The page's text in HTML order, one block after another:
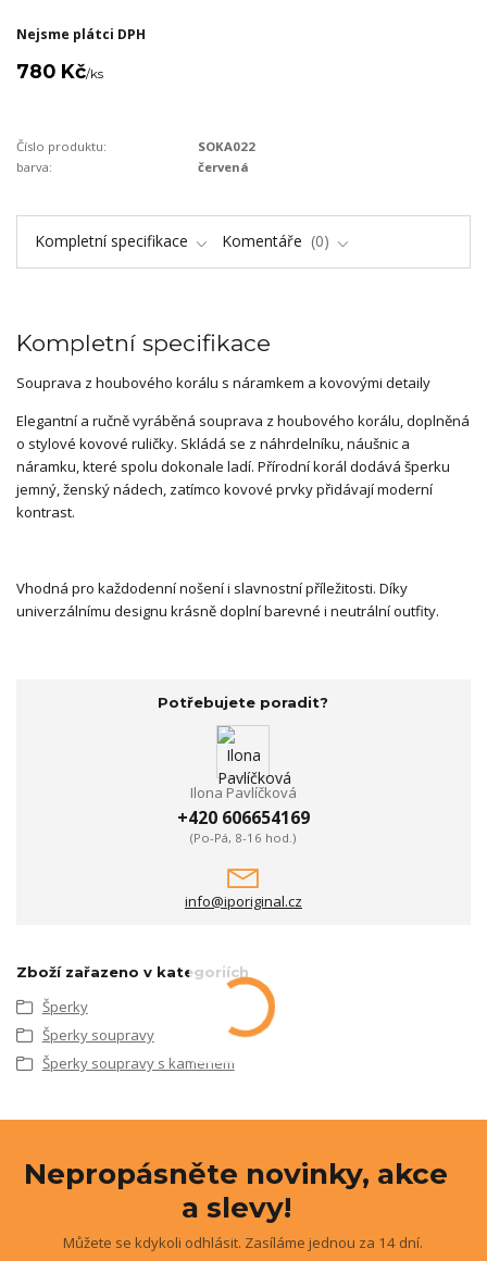
Nejsme plátci DPH
780 Kč/ks
Číslo produktu:
SOKA022
barva:
červená
Kompletní specifikace Komentáře 0
Kompletní specifikace
Souprava z houbového korálu s náramkem a kovovými detaily
Elegantní a ručně vyráběná souprava z houbového korálu, doplněná
o stylové kovové ruličky. Skládá se z náhrdelníku, náušnic a
náramku, které spolu dokonale ladí. Přírodní korál dodává šperku
jemný, ženský nádech, zatímco kovové prvky přidávají moderní
kontrast.
Vhodná pro každodenní nošení i slavnostní příležitosti. Díky
univerzálnímu designu krásně doplní barevné i neutrální outfity.
Potřebujete poradit?
Ilona Pavlíčková
+420 606654169
(Po-Pá, 8-16 hod.)
info@iporiginal.cz
Zboží zařazeno v kategoriích
Šperky
Šperky soupravy
Šperky soupravy s kamenem
Nepropásněte novinky, akce
a slevy!
Můžete se kdykoli odhlásit. Zasíláme jednou za 14 dní.